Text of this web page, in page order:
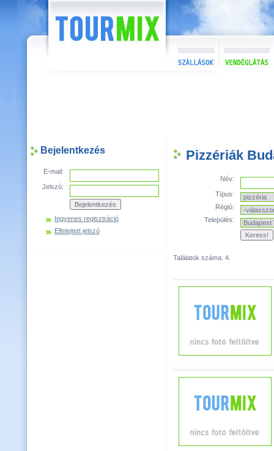
Bejelentkezés
E-mail:
Jelszó:
Ingyenes regisztráció
Elfelejtett jelszó
Pizzériák
Név:
Típus:
Régió:
Település:
Találatok száma: 4.